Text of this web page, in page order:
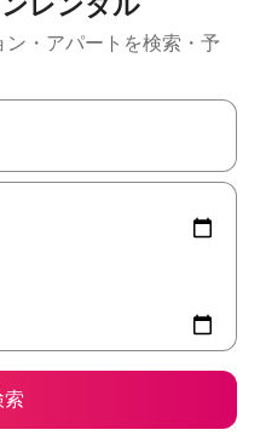
・アパートを検索・予
の矢印キーを使って移動するか